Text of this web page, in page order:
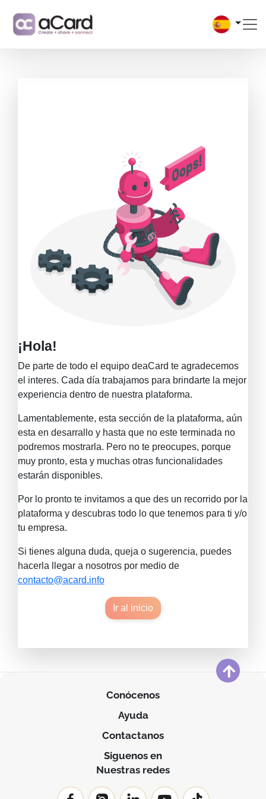
¡Hola!
De parte de todo el equipo deaCard te agradecemos
el interes. Cada día trabajamos para brindarte la mejor
experiencia dentro de nuestra plataforma.
Lamentablemente, esta sección de la plataforma, aún
esta en desarrallo y hasta que no este terminada no
podremos mostrarla. Pero no te preocupes, porque
muy pronto, esta y muchas otras funcionalidades
estarán disponibles.
Por lo pronto te invitamos a que des un recorrido por la
plataforma y descubras todo lo que tenemos para ti y/o
tu empresa.
Si tienes alguna duda, queja o sugerencia, puedes
hacerla llegar a nosotros por medio de
contacto@acard.info
Ir al inicio
Conócenos
Ayuda
Contactanos
Siguenos en
Nuestras redes